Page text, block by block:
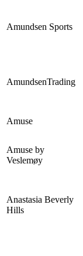
Amundsen Sports
AmundsenTrading
Amuse
Amuse by
Veslemøy
Anastasia Beverly
Hills